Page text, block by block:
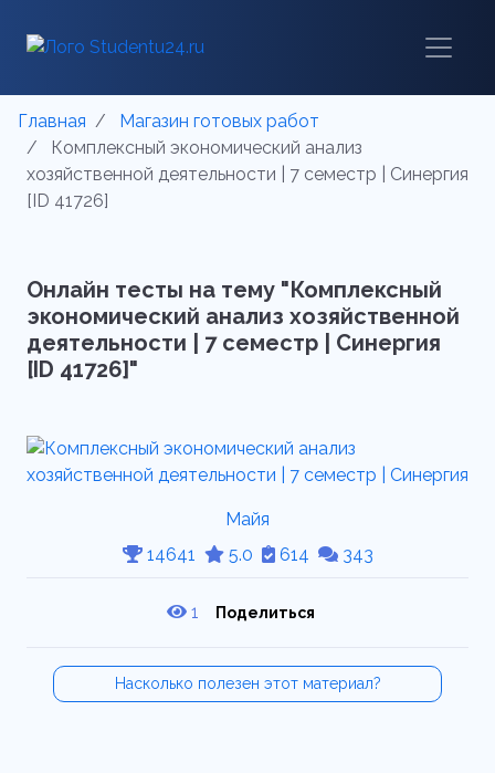
Главная
Магазин готовых работ
Комплексный экономический анализ
хозяйственной деятельности | 7 семестр | Синергия
[ID 41726]
Онлайн тесты на тему "Комплексный
экономический анализ хозяйственной
деятельности | 7 семестр | Синергия
[ID 41726]"
Майя
14641
5.0 614 343
1 Поделиться
Насколько полезен этот материал?